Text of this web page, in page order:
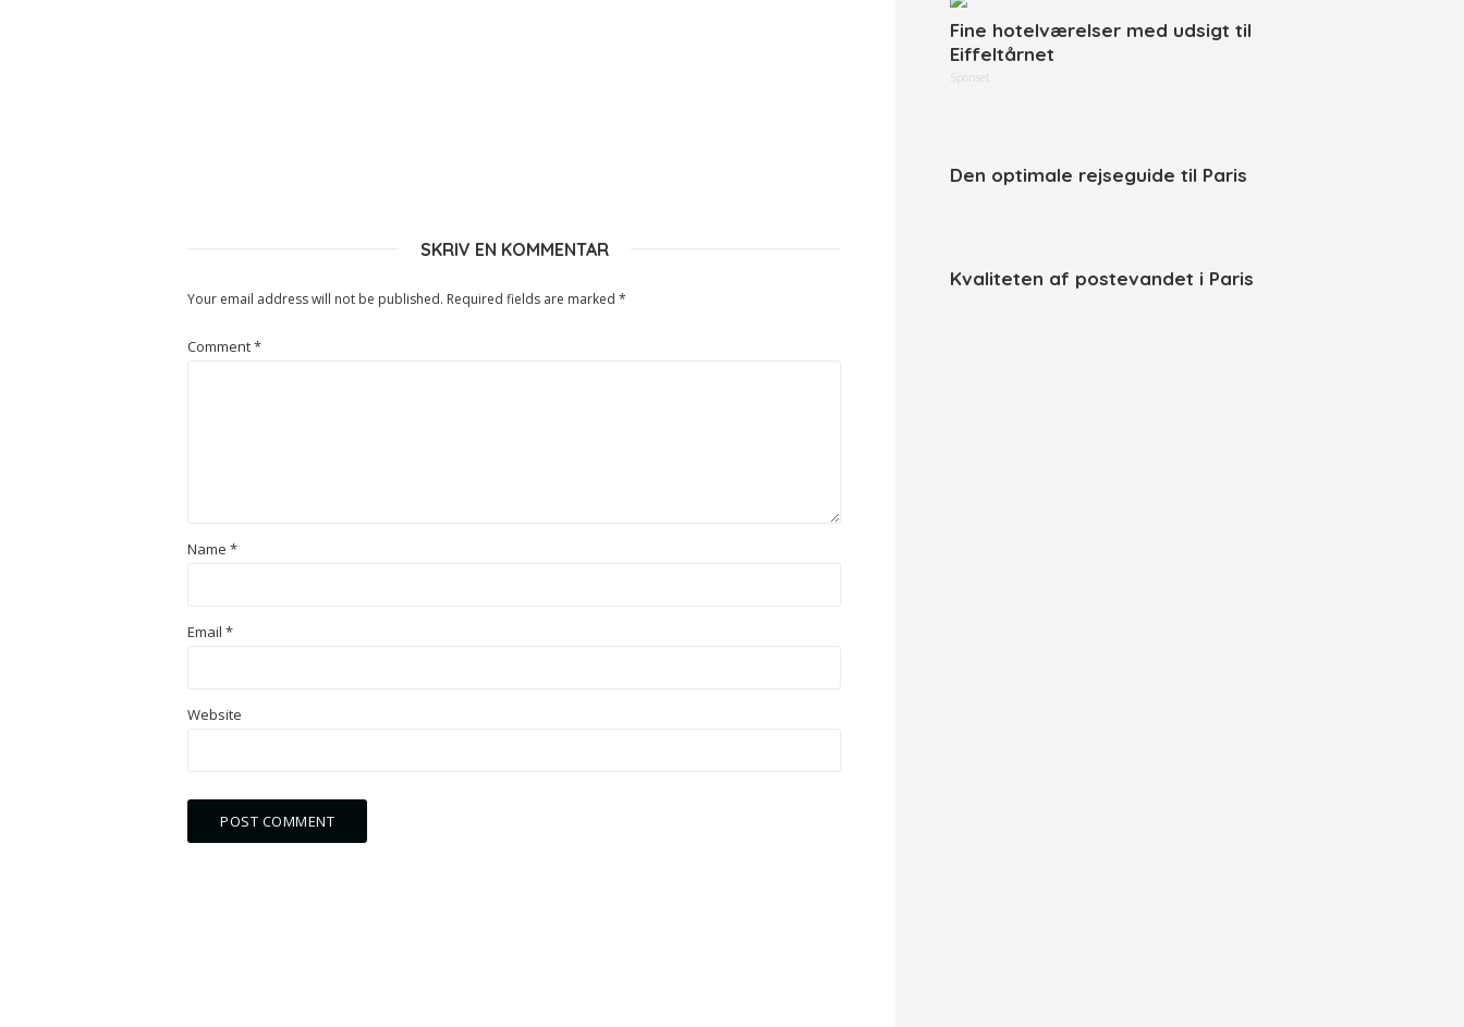
SKRIV EN KOMMENTAR
Your email address will not be published. Required fields are marked *
Comment*
Name *
Email *
Website
Fine hotelværelser med udsigt til
Eiffeltårnet
Sponset
Den optimale rejseguide til Paris
Kvaliteten af postevandet i Paris